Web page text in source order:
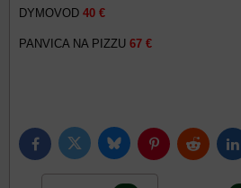
DYMOVOD 40 €
PANVICA NA PIZZU 67 €
FacebookTwitter BlueskyPinterestReddit